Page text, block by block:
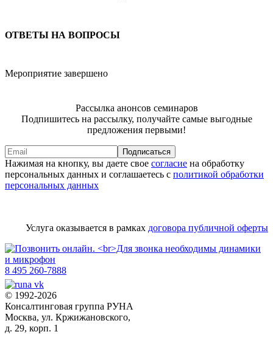
ОТВЕТЫ НА ВОПРОСЫ
Мероприятие завершено
Рассылка анонсов семинаров
Подпишитесь на рассылку, получайте самые выгодные
предложения первыми!
Подписаться
Нажимая на кнопку, вы даете свое согласие на обработку
персональных данных и соглашаетесь с политикой обработки
персональных данных
Услуга оказывается в рамках договора публичной оферты
8 495 260-7888
© 1992-2026
Консалтинговая группа РУНА
Москва, ул. Кржижановского,
д. 29, корп. 1